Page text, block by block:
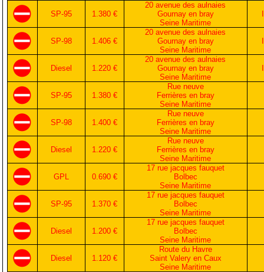
SP-95 1.380 €
20 avenue des aulnaies
Gournay en bray
Seine Maritime
SP-98 1.406 €
20 avenue des aulnaies
Gournay en bray
Seine Maritime
Diesel 1.220 €
20 avenue des aulnaies
Gournay en bray
Seine Maritime
SP-95 1.380 €
Rue neuve
Ferrières en bray
Seine Maritime
SP-98 1.400 €
Rue neuve
Ferrières en bray
Seine Maritime
Diesel 1.220 €
Rue neuve
Ferrières en bray
Seine Maritime
GPL 0.690 €
17 rue jacques fauquet
Bolbec
Seine Maritime
SP-95 1.370 €
17 rue jacques fauquet
Bolbec
Seine Maritime
Diesel 1.200 €
17 rue jacques fauquet
Bolbec
Seine Maritime
Diesel 1.120 €
Route du Havre
Saint Valery en Caux
Seine Maritime